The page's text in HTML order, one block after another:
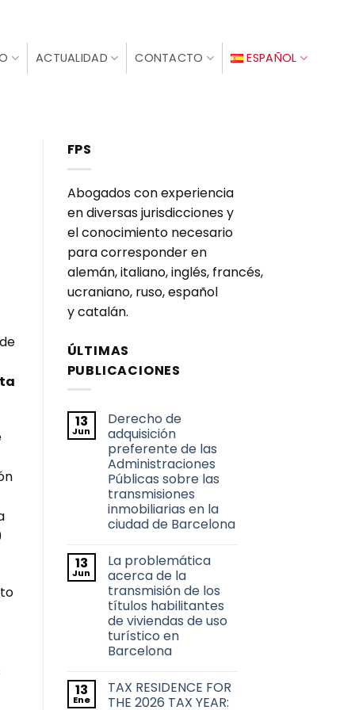
ACTUALIDAD CONTACTO ESPAÑOL
FPS
Abogados con experiencia
en diversas jurisdicciones y
el conocimiento necesario
para corresponder en
alemán, italiano, inglés, francés,
ucraniano, ruso, español
y catalán.
ÚLTIMAS
PUBLICACIONES
13
Jun
Derecho de
adquisición
preferente de las
Administraciones
Públicas sobre las
transmisiones
inmobiliarias en la
ciudad de Barcelona
comentarios
en
Derecho
de
adquisición
preferente
de
las
Administraciones
Públicas
transmisiones
inmobiliarias
en
13
Jun
La problemática
acerca de la
transmisión de los
títulos habilitantes
de viviendas de uso
turístico en
Barcelona
comentarios
en
13
Ene
TAX RESIDENCE FOR
THE 2026 TAX YEAR: